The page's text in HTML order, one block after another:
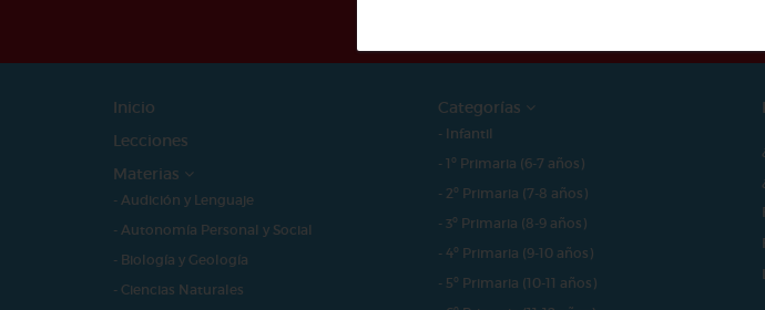
Inicio
Lecciones
Materias
- Audición y Lenguaje
- Autonomía Personal y Social
- Biología y Geología
- Ciencias Naturales
Categorías
- Infantil
- 1º Primaria (6-7 años)
- 2º Primaria (7-8 años)
- 3º Primaria (8-9 años)
- 4º Primaria (9-10 años)
- 5º Primaria (10-11 años)